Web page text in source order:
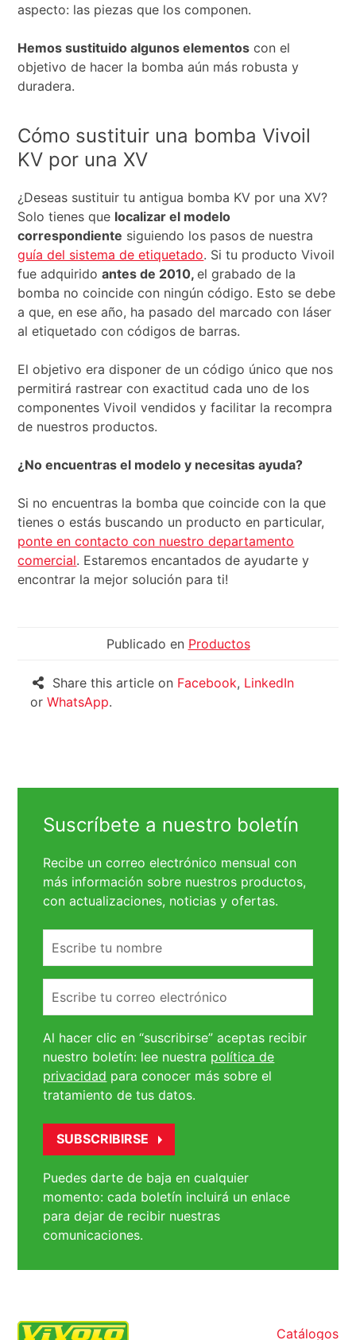
aspecto: las piezas que los componen.
Hemos sustituido algunos elementos con el
objetivo de hacer la bomba aún más robusta y
duradera.
Cómo sustituir una bomba Vivoil
KV por una XV
¿Deseas sustituir tu antigua bomba KV por una XV?
Solo tienes que localizar el modelo
correspondiente siguiendo los pasos de nuestra
guía del sistema de etiquetado. Si tu producto Vivoil
fue adquiridoantes de 2010,el grabado de la
bomba no coincide con ningún código. Esto se debe
a que, en ese año, ha pasado del marcado con láser
al etiquetado con códigos de barras.
El objetivo era disponer de un código único que nos
permitirá rastrear con exactitud cada uno de los
componentes Vivoil vendidos y facilitar la recompra
de nuestros productos.
¿No encuentras el modelo y necesitas ayuda?
Si no encuentras la bomba que coincide con la que
tienes o estás buscando un producto en particular,
ponte en contacto con nuestro departamento
comercial. Estaremos encantados de ayudarte y
encontrar la mejor solución para ti!
Publicado en Productos
Share this article on Facebook, LinkedIn
orWhatsApp.
Suscríbete a nuestro boletín
Recibe un correo electrónico mensual con
más información sobre nuestros productos,
con actualizaciones, noticias y ofertas.
electrónico
Al hacer clic en “suscribirse” aceptas recibir
nuestro boletín: lee nuestra política de
privacidad para conocer más sobre el
tratamiento de tus datos.
Puedes darte de baja en cualquier
momento: cada boletín incluirá un enlace
para dejar de recibir nuestras
comunicaciones.
Catálogos